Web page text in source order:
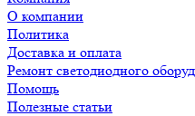
О компании
Политика
Доставка и оплата
Ремонт светодиодного
Помощь
Полезные статьи